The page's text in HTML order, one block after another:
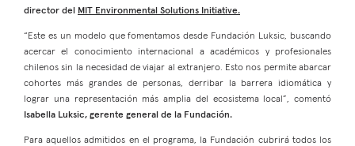
director del MIT Environmental Solutions Initiative.
“Este es un modelo que fomentamos desde Fundación Luksic, buscando
acercar el conocimiento internacional a académicos y profesionales
chilenos sin la necesidad de viajar al extranjero. Esto nos permite abarcar
cohortes más grandes de personas, derribar la barrera idiomática y
lograr una representación más amplia del ecosistema local”, comentó
Isabella Luksic, gerente general de la Fundación.
Para aquellos admitidos en el programa, la Fundación cubrirá todos los